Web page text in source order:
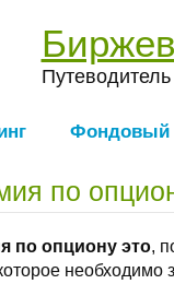
Фондовый
по
по опциону это,
необходимо